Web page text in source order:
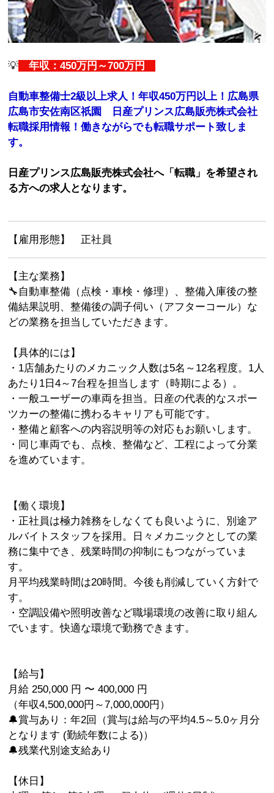
💡 年収：450万円～700万円
自動車整備士2級以上求人！年収450万円以上！広島県
広島市安佐南区祇園 日産プリンス広島販売株式会社
転職採用情報！働きながらでも転職サポート致しま
す。
日産プリンス広島販売株式会社へ「転職」を希望され
る方への求人となります。
【雇用形態】 正社員
【主な業務】
🔧自動車整備（点検・車検・修理）、整備入庫後の整
備結果説明、整備後の調子伺い（アフターコール）な
どの業務を担当していただきます。
【具体的には】
・1店舗あたりのメカニック人数は5名～12名程度。1人
あたり1日4～7台程を担当します（時期による）。
・一般ユーザーの車両を担当。日産の代表的なスポー
ツカーの整備に携わるキャリアも可能です。
・整備と顧客への内容説明等の対応もお願いします。
・同じ車両でも、点検、整備など、工程によって分業
を進めています。
【働く環境】
・正社員は極力雑務をしなくても良いように、別途ア
ルバイトスタッフを採用。日々メカニックとしての業
務に集中でき、残業時間の抑制にもつながっていま
す。
月平均残業時間は20時間。今後も削減していく方針で
す。
・空調設備や照明改善など職場環境の改善に取り組ん
でいます。快適な環境で勤務できます。
【給与】
月給 250,000 円 〜 400,000 円
（年収4,500,000円～7,000,000円）
🔔賞与あり：年2回（賞与は給与の平均4.5～5.0ヶ月分
となります (勤続年数による)）
🔔残業代別途支給あり
【休日】